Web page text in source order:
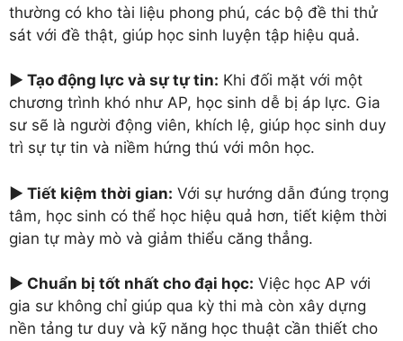
thường có kho tài liệu phong phú, các bộ đề thi thử
sát với đề thật, giúp học sinh luyện tập hiệu quả.
► Tạo động lực và sự tự tin: Khi đối mặt với một
chương trình khó như AP, học sinh dễ bị áp lực. Gia
sư sẽ là người động viên, khích lệ, giúp học sinh duy
trì sự tự tin và niềm hứng thú với môn học.
► Tiết kiệm thời gian: Với sự hướng dẫn đúng trọng
tâm, học sinh có thể học hiệu quả hơn, tiết kiệm thời
gian tự mày mò và giảm thiểu căng thẳng.
► Chuẩn bị tốt nhất cho đại học: Việc học AP với
gia sư không chỉ giúp qua kỳ thi mà còn xây dựng
nền tảng tư duy và kỹ năng học thuật cần thiết cho